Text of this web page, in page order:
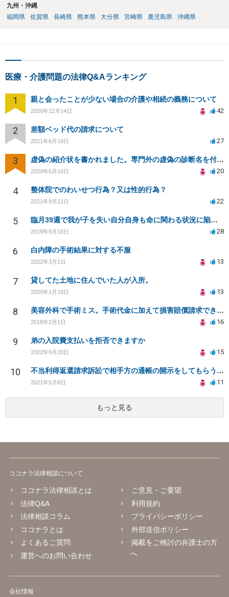
九州・沖縄
福岡県
佐賀県 長崎県 熊本県 大分県 宮崎県 鹿児島県 沖縄県
医療・介護問題の法律Q&Aランキング
1 親と会ったことが少ない場合の介護や相続の義務について
2020年12月14日 42
2 差額ベッド代の請求について
2021年6月19日 27
3 虚偽の紹介状を書かれました。専門外の虚偽の診断名を付けていますが不正にならないのでしょうか？
2020年6月10日 20
4 整体院でのわいせつ行為？又は性的行為？
2021年9月11日 22
5 臨月39週で我が子を失い自分自身も命に関わる状況に陥り病院側を訴える事が出来ますか？
2019年9月16日 28
6 白内障の手術結果に対する不服
2022年3月1日 13
7 貸してた土地に住んでいた人が入所。
2020年1月19日 13
8 美容外科で手術ミス。手術代金に加えて損害賠償請求できますか？
2018年2月1日 16
9 弟の入院費支払いを拒否できますか
2022年9月20日 15
10 不当利得返還請求訴訟で相手方の通帳の開示をしてもらうことは可能か。また勝訴の確率は？
2021年5月8日 11
もっと見る
ココナラ法律相談について
ココナラ法律相談とは
法律Q&A
法律相談コラム
ココナラとは
よくあるご質問
運営へのお問い合わせ
ご意見・ご要望
利用規約
プライバシーポリシー
外部送信ポリシー
掲載をご検討の弁護士の方
へ
会社情報